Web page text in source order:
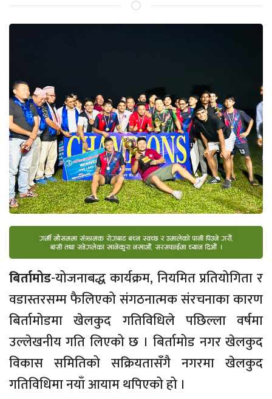
बिर्तामोड-योजनाबद्ध कार्यक्रम, नियमित प्रतियोगिता र
वडास्तरसम्म फैलिएको संगठनात्मक संरचनाका कारण
बिर्तामोडमा खेलकुद गतिविधिले पछिल्ला वर्षमा
उल्लेखनीय गति लिएको छ । बिर्तामोड नगर खेलकुद
विकास समितिको सक्रियतासँगै नगरमा खेलकुद
गतिविधिमा नयाँ आयाम थपिएको हो ।